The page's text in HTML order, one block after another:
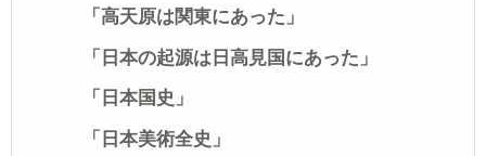
「高天原は関東にあった」
「日本の起源は日高見国にあった」
「日本国史」
「日本美術全史」